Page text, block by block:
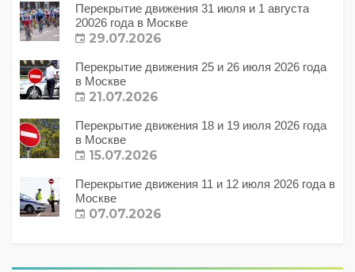
Перекрытие движения 31 июля и 1 августа
20026 года в Москве
29.07.2026
Перекрытие движения 25 и 26 июля 2026 года
в Москве
21.07.2026
Перекрытие движения 18 и 19 июля 2026 года
в Москве
15.07.2026
Перекрытие движения 11 и 12 июля 2026 года в
Москве
07.07.2026